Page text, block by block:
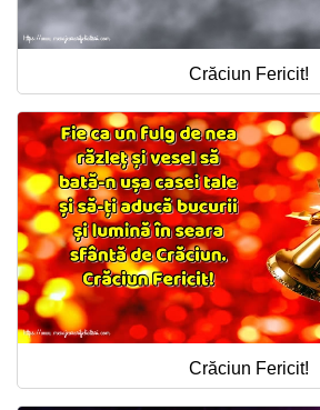
Crăciun Fericit!
Crăciun Fericit!